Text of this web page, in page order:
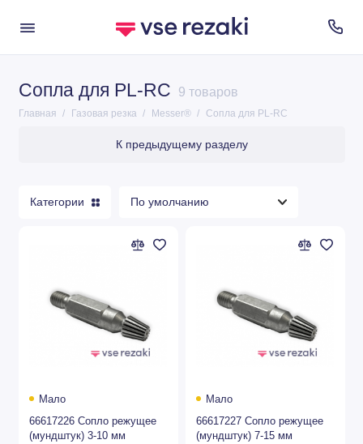
Сопла для PL-RC 9 товаров
Главная Газовая резка Messer® Сопла для PL-RC
К предыдущему разделу
ESAB®
Messer®
GK3®
Категории
Мало
66617226 Сопло режущее
(мундштук) 3-10 мм
Мало
66617227 Сопло режущее
(мундштук) 7-15 мм